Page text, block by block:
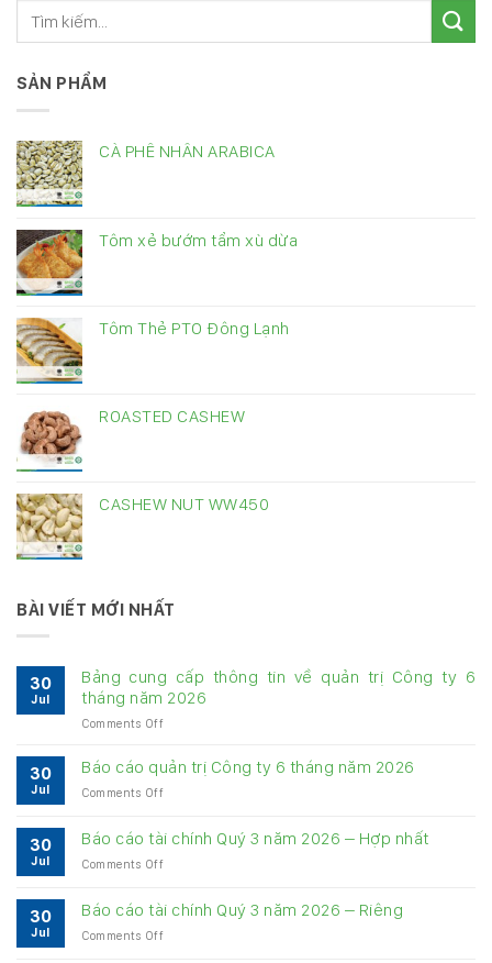
SẢN PHẨM
CÀ PHÊ NHÂN ARABICA
Tôm xẻ bướm tẩm xù dừa
Tôm Thẻ PTO Đông Lạnh
ROASTED CASHEW
CASHEW NUT WW450
BÀI VIẾT MỚI NHẤT
30
Jul
Bảng cung cấp thông tin về quản trị Công ty 6
tháng năm 2026
Comments Offon
cung
về
ty
6
30
Jul
Báo cáo quản trị Công ty 6 tháng năm 2026
Comments Offon
quản
ty
30
Jul
Báo cáo tài chính Quý 3 năm 2026 – Hợp nhất
Comments Offon
tài
30
Jul
Báo cáo tài chính Quý 3 năm 2026 – Riêng
Comments Offon